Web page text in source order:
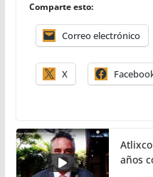
Comparte esto:
Correo electrónico
X
años